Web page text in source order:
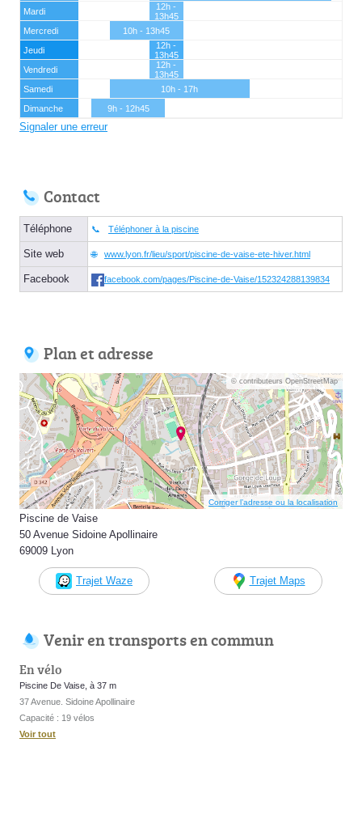
Mardi
12h -
13h45
Mercredi
10h - 13h45
Jeudi
12h -
13h45
Vendredi
12h -
13h45
Samedi
10h - 17h
Dimanche
9h - 12h45
Signaler une erreur
Contact
Téléphone Téléphoner à la piscine
Site web www.lyon.fr/lieu/sport/piscine-de-vaise-ete-hiver.html
Facebook facebook.com/pages/Piscine-de-Vaise/152324288139834
Plan et adresse
© contributeurs OpenStreetMap
Corriger l’adresse ou la localisation
Piscine de Vaise
50 Avenue Sidoine Apollinaire
69009 Lyon
Trajet Waze Trajet Maps
Venir en transports en commun
En vélo
Piscine De Vaise, à 37 m
37 Avenue. Sidoine Apollinaire
Capacité : 19 vélos
Voir tout